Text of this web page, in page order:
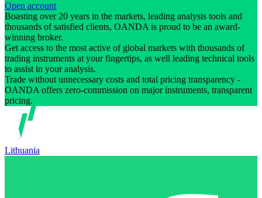
Open account
Boasting over 20 years in the markets, leading analysis tools and
thousands of satisfied clients, OANDA is proud to be an award-
winning broker.
Get access to the most active of global markets with thousands of
trading instruments at your fingertips, as well leading technical tools
to assist in your analysis.
Trade without unnecessary costs and total pricing transparency -
OANDA offers zero-commission on major instruments, transparent
pricing.
Lithuania